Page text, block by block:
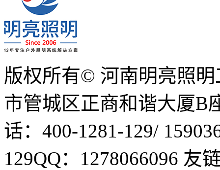
版权所有© 河南明亮照
市管城区正商和谐大厦B
话：400-1281-129/
129QQ：1278066096 友